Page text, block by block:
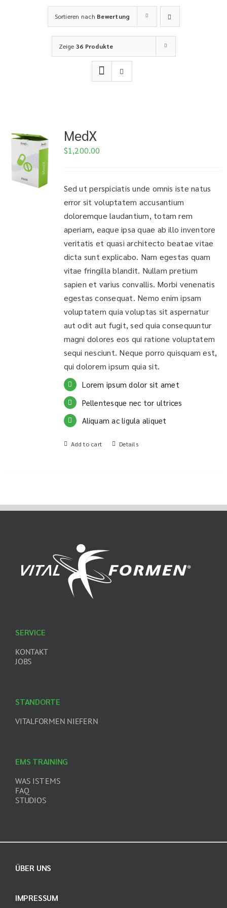
Sortieren nach Bewertung
Zeige 36 Produkte
MedX
$1,200.00
Sed ut perspiciatis unde omnis iste natus
error sit voluptatem accusantium
doloremque laudantium, totam rem
aperiam, eaque ipsa quae ab illo inventore
veritatis et quasi architecto beatae vitae
dicta sunt explicabo. Nam egestas quam
vitae fringilla blandit. Nullam pretium
sapien et varius convallis. Morbi venenatis
egestas consequat. Nemo enim ipsam
voluptatem quia voluptas sit aspernatur
aut odit aut fugit, sed quia consequuntur
magni dolores eos qui ratione voluptatem
sequi nesciunt. Neque porro quisquam est,
qui dolorem ipsum quia sit.
Lorem ipsum dolor sit amet
Pellentesque nec tor ultrices
Aliquam ac ligula aliquet
Add to cart Details
EMS TRAINING
WAS IST EMS
FAQ
STUDIOS
SERVICE
KONTAKT
JOBS
STANDORTE
VITALFORMEN NIEFERN
ÜBER UNS
IMPRESSUM